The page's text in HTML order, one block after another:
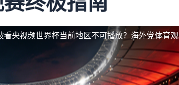
看央视频世界杯当前地区不可播放？海外党体育观